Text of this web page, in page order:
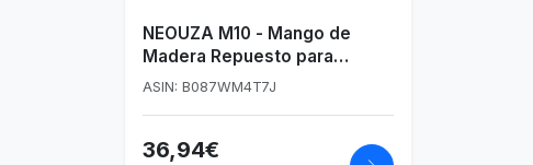
NEOUZA M10 - Mango de
Madera Repuesto para
Portafiltro de Espresso
ASIN: B087WM4T7J
36,94€